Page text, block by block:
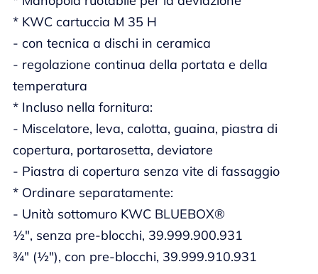
* KWC cartuccia M 35 H
- con tecnica a dischi in ceramica
- regolazione continua della portata e della
temperatura
* Incluso nella fornitura:
- Miscelatore, leva, calotta, guaina, piastra di
copertura, portarosetta, deviatore
- Piastra di copertura senza vite di fassaggio
* Ordinare separatamente:
- Unità sottomuro KWC BLUEBOX®
½", senza pre-blocchi, 39.999.900.931
¾" (½"), con pre-blocchi, 39.999.910.931